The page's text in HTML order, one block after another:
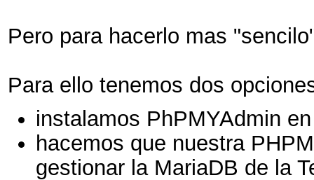
Pero para hacerlo mas
Para ello tenemos dos
instalamos PhPMYAdmin
hacemos que nuestra
gestionar la MariaDB de la